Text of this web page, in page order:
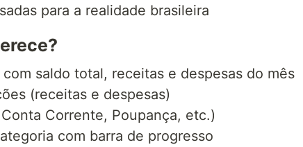
para a realidade brasileira
saldo total, receitas e despesas do mês
(receitas e despesas)
Corrente, Poupança, etc.)
com barra de progresso